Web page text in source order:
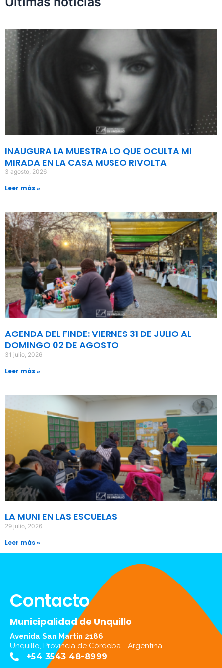
INAUGURA LA MUESTRA LO QUE OCULTA MI
MIRADA EN LA CASA MUSEO RIVOLTA
3 agosto, 2026
Leer más »
AGENDA DEL FINDE: VIERNES 31 DE JULIO AL
DOMINGO 02 DE AGOSTO
31 julio, 2026
Leer más »
LA MUNI EN LAS ESCUELAS
29 julio, 2026
Leer más »
Contacto
Municipalidad de Unquillo
Avenida San Martín 2186
Unquillo, Provincia de Córdoba - Argentina
+54 3543 48-8999